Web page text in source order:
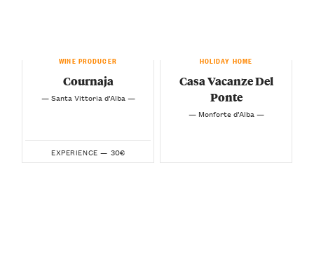
WINE PRODUCER
Cournaja
— Santa Vittoria d’Alba —
EXPERIENCE — 30€
HOLIDAY HOME
Casa Vacanze Del
Ponte
— Monforte d’Alba —